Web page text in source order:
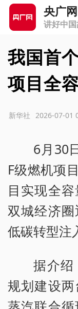
央广网
讲好中
我国首
项目全
2026-07-01
新华社
6月30
F级燃机项
目实现全
双城经济
低碳转型注
据介绍
规划建设